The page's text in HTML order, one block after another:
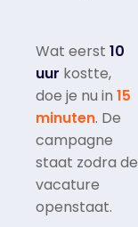
Wat eerst 10
uur kostte,
doe je nu in 15
minuten. De
campagne
staat zodra de
vacature
openstaat.